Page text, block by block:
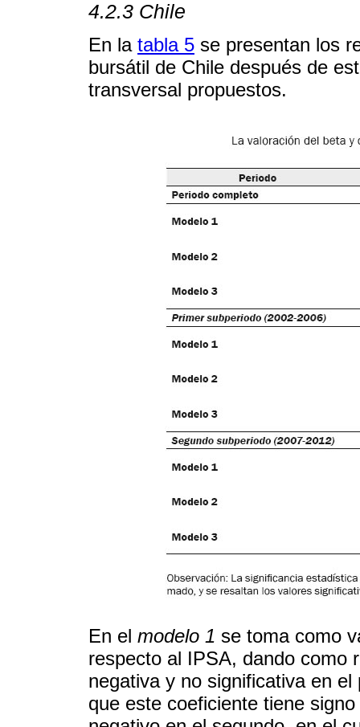
4.2.3 Chile
En la tabla 5 se presentan los
bursátil de Chile después de
transversal propuestos.
En el modelo 1 se toma como
respecto al IPSA, dando como
negativa y no significativa en
que este coeficiente tiene